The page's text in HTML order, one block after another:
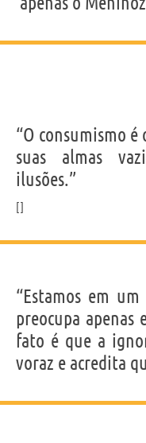
“O consumismo é
suas almas
ilusões.”
“Estamos em
preocupa apenas
fato é que a
voraz e acredita